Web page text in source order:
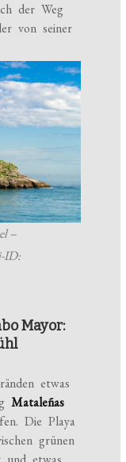
der Weg
von seiner
–
ID:
Mayor:
etwas
Mataleñas
Die Playa
grünen